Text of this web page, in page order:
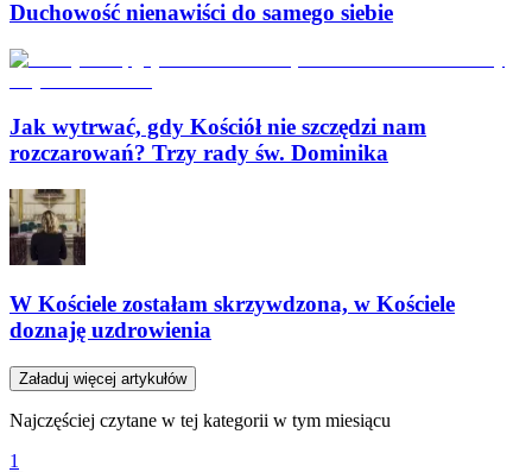
Duchowość nienawiści do samego siebie
Jak wytrwać, gdy Kościół nie szczędzi nam
rozczarowań? Trzy rady św. Dominika
W Kościele zostałam skrzywdzona, w Kościele
doznaję uzdrowienia
Załaduj więcej artykułów
Najczęściej czytane w tej kategorii w tym miesiącu
1